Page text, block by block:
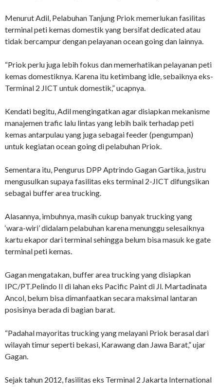
Menurut Adil, Pelabuhan Tanjung Priok memerlukan fasilitas
terminal peti kemas domestik yang bersifat dedicated atau
tidak bercampur dengan pelayanan ocean going dan lainnya.
“Priok perlu juga lebih fokus dan memerhatikan pelayanan peti
kemas domestiknya. Karena itu ketimbang idle, sebaiknya eks-
Terminal 2 JICT untuk domestik,” ucapnya.
Kendati begitu, Adil mengingatkan agar disiapkan mekanisme
manajemen trafic lalu lintas yang lebih baik terhadap peti
kemas antarpulau yang juga sebagai feeder (pengumpan)
untuk kegiatan ocean going di pelabuhan Priok.
Sementara itu, Pengurus DPP Aptrindo Gagan Gartika, justru
mengusulkan supaya fasilitas eks terminal 2-JICT difungsikan
sebagai buffer area trucking.
Alasannya, imbuhnya, masih cukup banyak trucking yang
‘wara-wiri’ didalam pelabuhan karena menunggu selesaiknya
kartu ekapor dari terminal sehingga belum bisa masuk ke gate
terminal peti kemas.
Gagan mengatakan, buffer area trucking yang disiapkan
IPC/PT.Pelindo II di lahan eks Pacific Paint di Jl. Martadinata
Ancol, belum bisa dimanfaatkan secara maksimal lantaran
posisinya berada di bagian barat.
“Padahal mayoritas trucking yang melayani Priok berasal dari
wilayah timur seperti bekasi, Karawang dan Jawa Barat,” ujar
Gagan.
Sejak tahun 2012, fasilitas eks Terminal 2 Jakarta International